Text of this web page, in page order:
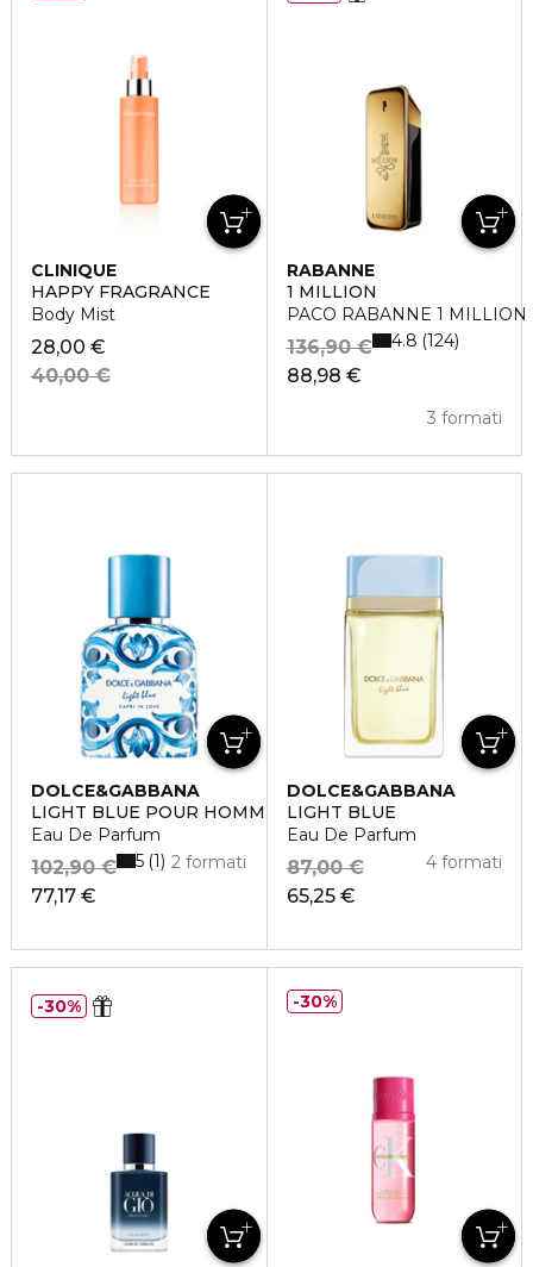
CLINIQUE
HAPPY FRAGRANCE
Body Mist
28,00 €
40,00 €
RABANNE
1 MILLION
PACO RABANNE 1
88,98 €
136,90 €
3 formati
4.8 124
DOLCE&GABBANA
LIGHT BLUE POUR HOMME CAPRI IN LOVE
Eau De Parfum
77,17 €
102,90 € 2 formati
5 1
DOLCE&GABBANA
LIGHT BLUE
Eau De Parfum
65,25 €
87,00 € 4 formati
30% 30%